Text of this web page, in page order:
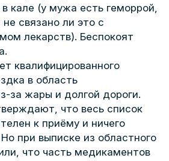
в кале (у мужа есть геморрой,
связано ли это с
лекарств). Беспокоят
квалифицированного
в область
за жары и долгой дороги.
что весь список
к приёму и ничего
при выписке из областного
что часть медикаментов